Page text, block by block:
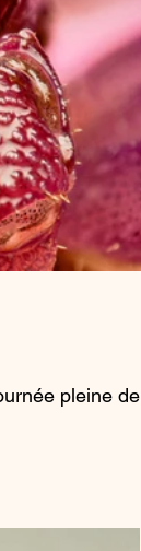
pleine de